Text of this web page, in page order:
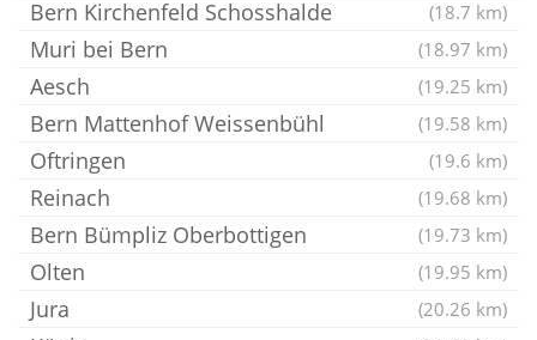
Bern Kirchenfeld Schosshalde (18.7 km)
Muri bei Bern (18.97 km)
Aesch (19.25 km)
Bern Mattenhof Weissenbühl (19.58 km)
Oftringen (19.6 km)
Reinach (19.68 km)
Bern Bümpliz Oberbottigen (19.73 km)
Olten (19.95 km)
Jura (20.26 km)